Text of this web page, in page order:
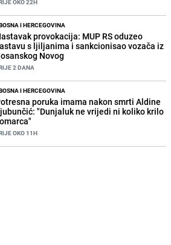
I HERCEGOVINA
provokacija: MUP RS oduzeo
s ljiljanima i sankcionisao vozača iz
Novog
2 DANA
I HERCEGOVINA
poruka imama nakon smrti Aldine
"Dunjaluk ne vrijedi ni koliko krilo
OKO 11H